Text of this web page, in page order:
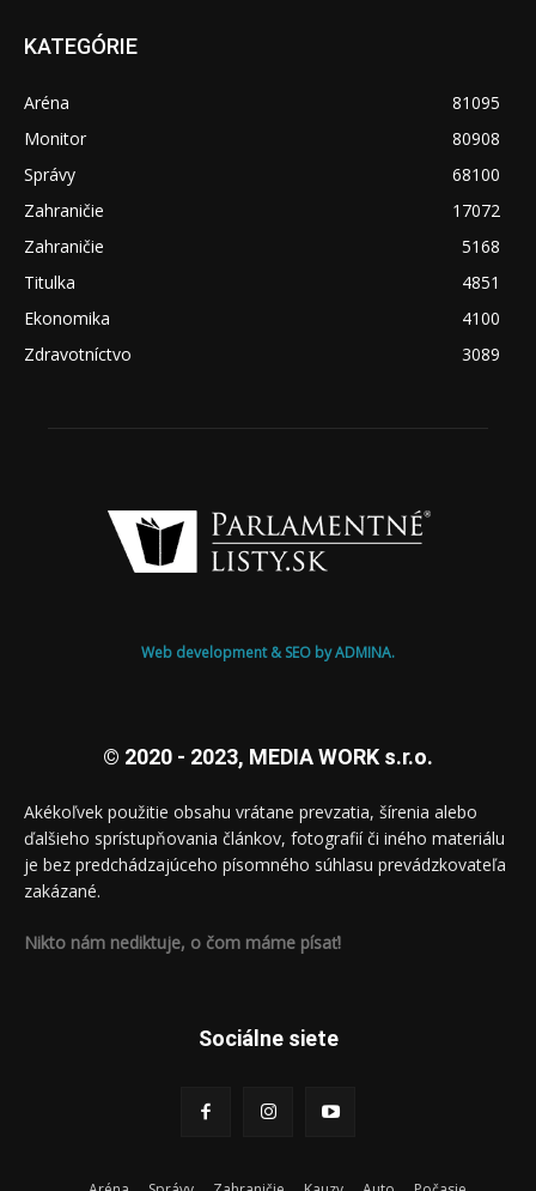
KATEGÓRIE
Aréna
81095
Monitor
80908
Správy
68100
Zahraničie
17072
Zahraničie
5168
Titulka
4851
Ekonomika
4100
Zdravotníctvo
3089
Web development & SEO by ADMINA.
© 2020 - 2023, MEDIA WORK s.r.o.
Akékoľvek použitie obsahu vrátane prevzatia, šírenia alebo
ďalšieho sprístupňovania článkov, fotografií či iného materiálu
je bez predchádzajúceho písomného súhlasu prevádzkovateľa
zakázané.
Nikto nám nediktuje, o čom máme písať!
Sociálne siete